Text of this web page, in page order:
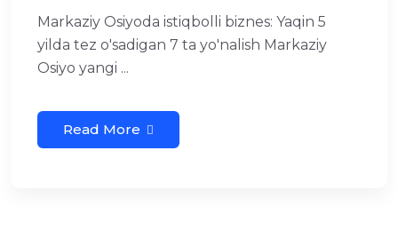
Markaziy Osiyoda istiqbolli biznes: Yaqin 5
yilda tez o'sadigan 7 ta yo'nalish Markaziy
Osiyo yangi ...
Read More